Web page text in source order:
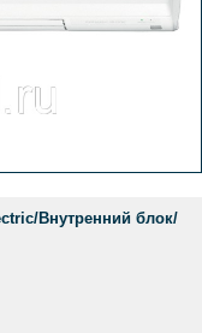
Внутренний блок/